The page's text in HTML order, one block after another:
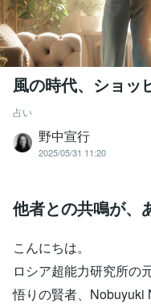
風の時代、ショッ
占い
野中宣行
2025/05/31 11:20
他者との共鳴が、
こんにちは。
ロシア超能力研究所の
悟りの賢者、Nobuyuki